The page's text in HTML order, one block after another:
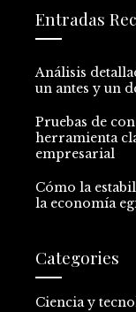
Entradas
Análisis
un antes y un
Pruebas de
herramienta
empresarial
Cómo la
la economía
Categories
Ciencia y